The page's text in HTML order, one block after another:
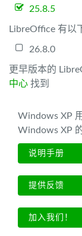
25.8.5
LibreOffice 有以
26.8.0
更早版本的
中心 找到
Windows XP
Windows XP
说明手册
提供反馈
加入我们！